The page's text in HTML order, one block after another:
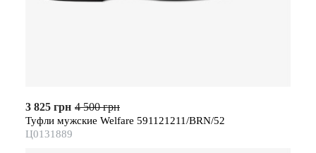
3 825 грн 4 500 грн
Туфли мужские Welfare 591121211/BRN/52
Ц0131889